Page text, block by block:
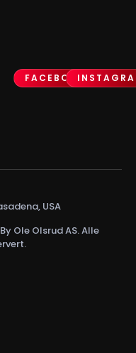
FACEBOOK
USA
Ole Olsrud AS. Alle